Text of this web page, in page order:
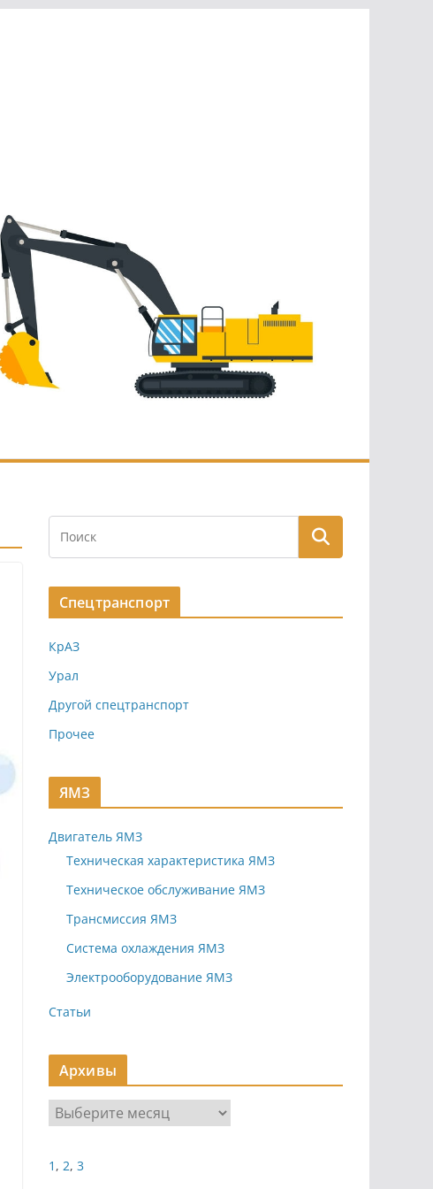
Спецтранспорт
КрАЗ
Урал
Другой спецтранспорт
Прочее
ЯМЗ
Двигатель ЯМЗ
Техническая характеристика ЯМЗ
Техническое обслуживание ЯМЗ
Трансмиссия ЯМЗ
Система охлаждения ЯМЗ
Электрооборудование ЯМЗ
Статьи
Архивы
р
и
1 , 2, 3